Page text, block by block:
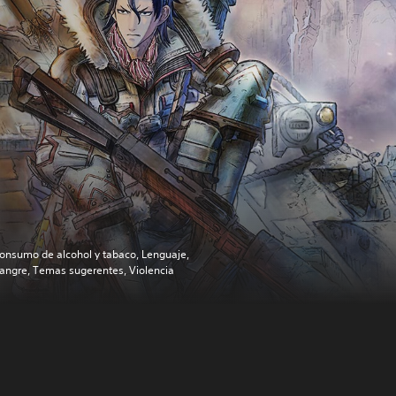
de alcohol y tabaco, Lenguaje,
Temas sugerentes, Violencia